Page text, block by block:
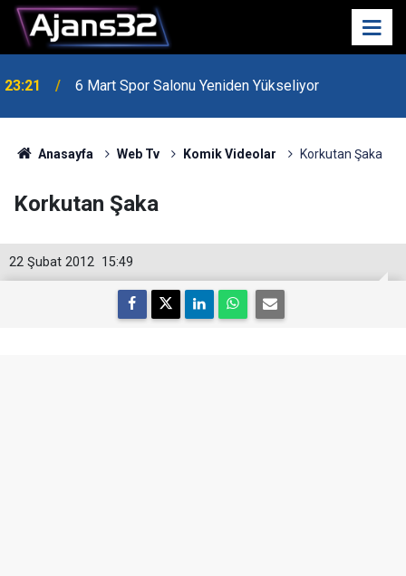
23:21 6 Mart Spor Salonu Yeniden Yükseliyor
Anasayfa Web Tv Komik Videolar Korkutan Şaka
Korkutan Şaka
15:49
22 Şubat 2012